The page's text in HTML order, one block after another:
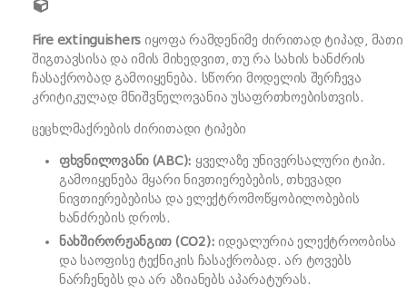
Fire extinguishers იყოფა რამდენიმე ძირითად ტიპად, მათი
შიგთავსისა და იმის მიხედვით, თუ რა სახის ხანძრის
ჩასაქრობად გამოიყენება. სწორი მოდელის შერჩევა
კრიტიკულად მნიშვნელოვანია უსაფრთხოებისთვის.
ცეცხლმაქრების ძირითადი ტიპები
ფხვნილოვანი (ABC): ყველაზე უნივერსალური ტიპი.
გამოიყენება მყარი ნივთიერებების, თხევადი
ნივთიერებებისა და ელექტრომოწყობილობების
ხანძრების დროს.
ნახშირორჟანგით (CO2): იდეალურია ელექტროობისა
და საოფისე ტექნიკის ჩასაქრობად. არ ტოვებს
ნარჩენებს და არ აზიანებს აპარატურას.